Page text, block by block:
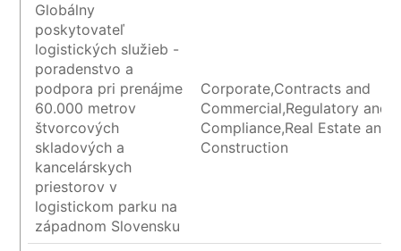
Globálny
poskytovateľ
logistických služieb -
poradenstvo a
podpora pri prenájme
60.000 metrov
štvorcových
skladových a
kancelárskych
priestorov v
logistickom parku na
západnom Slovensku
Corporate,Contracts and
Commercial,Regulatory and
Compliance,Real Estate and
Construction